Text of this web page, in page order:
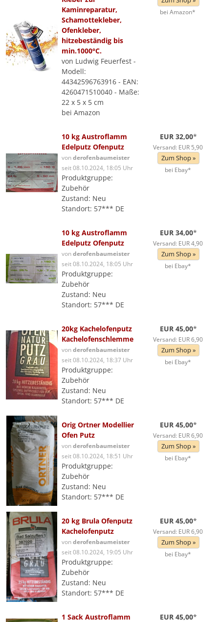
Kaminreparatur,
Schamottekleber,
Ofenkleber,
hitzebeständig bis
min.1000°C.
von Ludwig Feuerfest -
Modell:
44342596763916 - EAN:
4260471510040 - Maße:
22 x 5 x 5 cm
bei Amazon
bei Amazon*
10 kg Austroflamm
Edelputz Ofenputz
vonderofenbaumeister
seit 08.10.2024, 18:05 Uhr
Produktgruppe:
Zubehör
Zustand: Neu
Standort: 57*** DE
EUR 32,00*
Versand: EUR 5,90
Zum Shop »
bei Ebay*
10 kg Austroflamm
Edelputz Ofenputz
vonderofenbaumeister
seit 08.10.2024, 18:05 Uhr
Produktgruppe:
Zubehör
Zustand: Neu
Standort: 57*** DE
EUR 34,00*
Versand: EUR 4,90
Zum Shop »
bei Ebay*
20kg Kachelofenputz
Kachelofenschlemme
vonderofenbaumeister
seit 08.10.2024, 18:37 Uhr
Produktgruppe:
Zubehör
Zustand: Neu
Standort: 57*** DE
EUR 45,00*
Versand: EUR 6,90
Zum Shop »
bei Ebay*
Orig Ortner Modellier
Ofen Putz
vonderofenbaumeister
seit 08.10.2024, 18:51 Uhr
Produktgruppe:
Zubehör
Zustand: Neu
Standort: 57*** DE
EUR 45,00*
Versand: EUR 6,90
Zum Shop »
bei Ebay*
20 kg Brula Ofenputz
Kachelofenputz
vonderofenbaumeister
seit 08.10.2024, 19:05 Uhr
Produktgruppe:
Zubehör
Zustand: Neu
Standort: 57*** DE
EUR 45,00*
Versand: EUR 6,90
Zum Shop »
bei Ebay*
1 Sack Austroflamm
EUR 45,00*